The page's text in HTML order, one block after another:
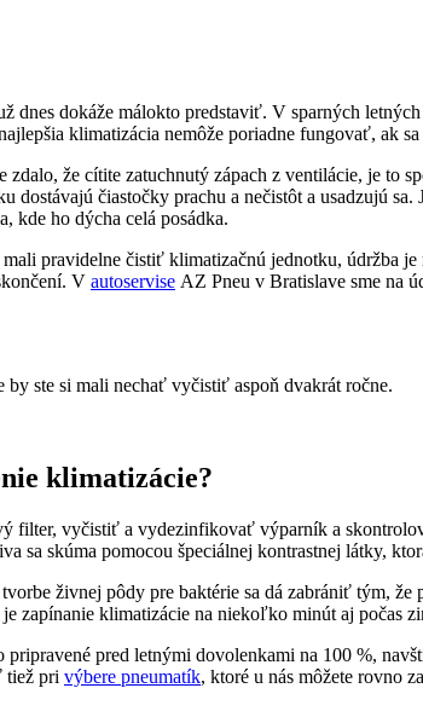
dnes dokáže málokto predstaviť. V sparných
klimatizácia nemôže poriadne fungovať, ak
zdalo, že cítite zatuchnutý zápach z ventilácie, je to
dostávajú čiastočky prachu a nečistôt a usadzujú sa.
kde ho dýcha celá posádka.
pravidelne čistiť klimatizačnú jednotku, údržba
V autoservise AZ Pneu v Bratislave sme na
by ste si mali nechať vyčistiť aspoň dvakrát ročne.
klimatizácie?
filter, vyčistiť a vydezinfikovať výparník a
sa skúma pomocou špeciálnej kontrastnej látky,
živnej pôdy pre baktérie sa dá zabrániť tým,
zapínanie klimatizácie na niekoľko minút aj počas
pripravené pred letnými dovolenkami na 100 %,
tiež pri výbere pneumatík, ktoré u nás môžete rovno